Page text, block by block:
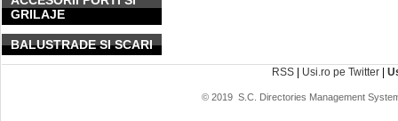
GRILAJE
BALUSTRADE SI SCARI
RSS | Usi.ro pe Twitter |
© 2019 S.C. Directories Management